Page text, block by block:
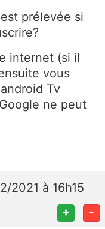
prélevée si
internet (si il
vous
Tv
ne peut
2021 à 16h15
+ -